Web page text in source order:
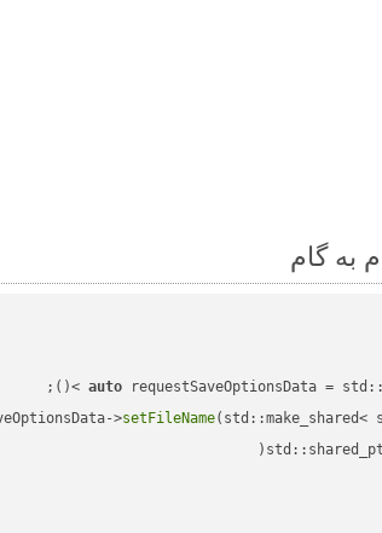
auto
>setFileName(std::make_shared<